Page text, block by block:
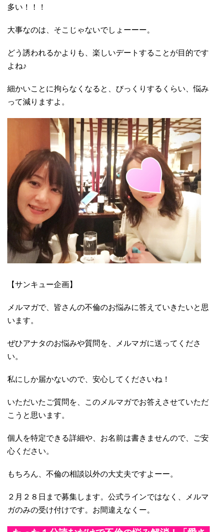
多い！！！
大事なのは、そこじゃないでしょーーー。
どう誘われるかよりも、楽しいデートすることが目的です
よね♪
細かいことに拘らなくなると、びっくりするくらい、悩み
って減りますよ。
【サンキュー企画】
メルマガで、皆さんの不倫のお悩みに答えていきたいと思
います。
ぜひアナタのお悩みや質問を、メルマガに送ってくださ
い。
私にしか届かないので、安心してくださいね！
いただいたご質問を、このメルマガでお答えさせていただ
こうと思います。
個人を特定できる詳細や、お名前は書きませんので、ご安
心ください。
もちろん、不倫の相談以外の大丈夫ですよーー。
２月２８日まで募集します。公式ラインではなく、メルマ
ガのみの受け付けです。お間違えなくー。